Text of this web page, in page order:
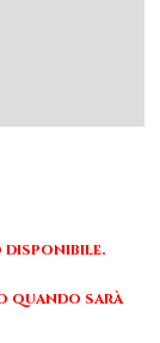
quando sarà